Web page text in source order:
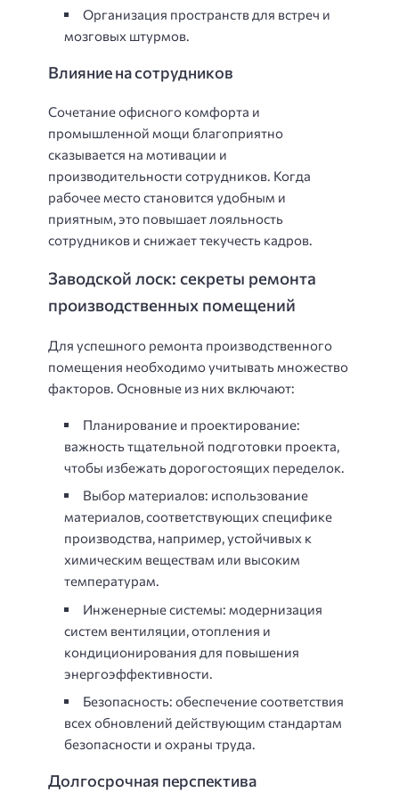
Организация пространств для встреч и
мозговых штурмов.
Влияние на сотрудников
Сочетание офисного комфорта и
промышленной мощи благоприятно
сказывается на мотивации и
производительности сотрудников. Когда
рабочее место становится удобным и
приятным, это повышает лояльность
сотрудников и снижает текучесть кадров.
Заводской лоск: секреты ремонта
производственных помещений
Для успешного ремонта производственного
помещения необходимо учитывать множество
факторов. Основные из них включают:
Планирование и проектирование:
важность тщательной подготовки проекта,
чтобы избежать дорогостоящих переделок.
Выбор материалов: использование
материалов, соответствующих специфике
производства, например, устойчивых к
химическим веществам или высоким
температурам.
Инженерные системы: модернизация
систем вентиляции, отопления и
кондиционирования для повышения
энергоэффективности.
Безопасность: обеспечение соответствия
всех обновлений действующим стандартам
безопасности и охраны труда.
Долгосрочная перспектива